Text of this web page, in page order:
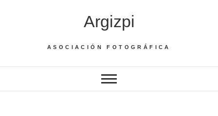
Argizpi
ASOCIACIÓN FOTOGRÁFICA